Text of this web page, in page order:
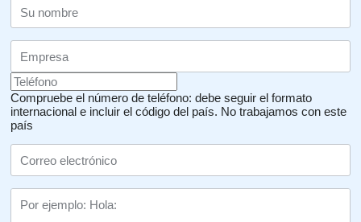
Compruebe el número de teléfono: debe seguir el formato
internacional e incluir el código del país. No trabajamos con este
país